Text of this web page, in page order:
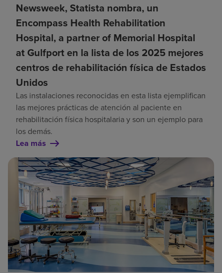
Newsweek, Statista nombra, un
Encompass Health Rehabilitation
Hospital, a partner of Memorial Hospital
at Gulfport en la lista de los 2025 mejores
centros de rehabilitación física de Estados
Unidos
Las instalaciones reconocidas en esta lista ejemplifican
las mejores prácticas de atención al paciente en
rehabilitación física hospitalaria y son un ejemplo para
los demás.
Lea más